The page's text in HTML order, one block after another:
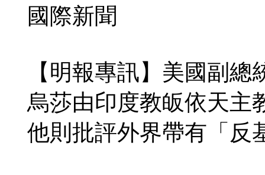
國際新聞
【明報專訊】美國副
烏莎由印度教皈依天主
他則批評外界帶有「反